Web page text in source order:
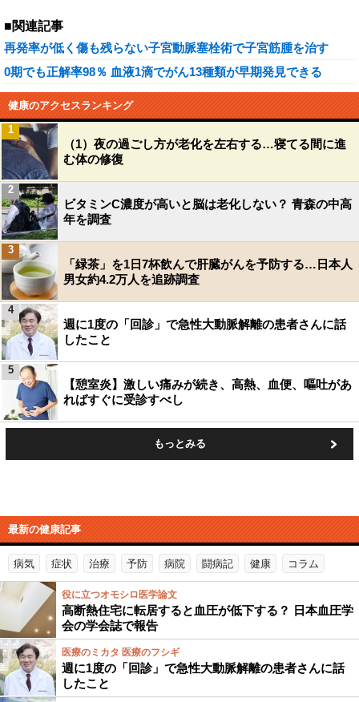
■関連記事
再発率が低く傷も残らない子宮動脈塞栓術で子宮筋腫を治す
0期でも正解率98％ 血液1滴でがん13種類が早期発見できる
健康のアクセスランキング
（1）夜の過ごし方が老化を左右する…寝てる間に進
む体の修復
1
ビタミンC濃度が高いと脳は老化しない？ 青森の中高
年を調査
2
「緑茶」を1日7杯飲んで肝臓がんを予防する…日本人
男女約4.2万人を追跡調査
3
週に1度の「回診」で急性大動脈解離の患者さんに話
したこと
4
【憩室炎】激しい痛みが続き、高熱、血便、嘔吐があ
ればすぐに受診すべし
5
もっとみる
最新の健康記事
病気 症状 治療 予防 病院 闘病記 健康 コラム
役に立つオモシロ医学論文
高断熱住宅に転居すると血圧が低下する？ 日本血圧学
会の学会誌で報告
医療のミカタ 医療のフシギ
週に1度の「回診」で急性大動脈解離の患者さんに話
したこと